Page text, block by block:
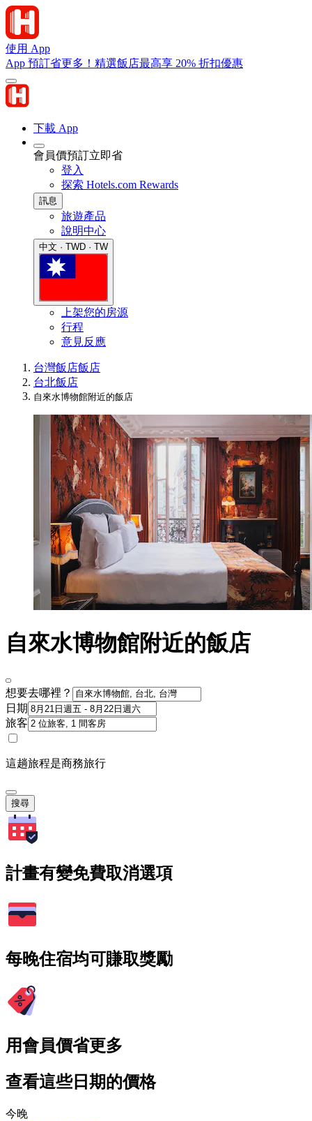
使用 App
App 預訂省更多！精選飯店最高享 20% 折扣優惠
下載 App
會員價預訂立即省
登入
探索 Hotels.com Rewards
訊息
旅遊產品
說明中心
中文 · TWD · TW
上架您的房源
行程
意見反應
台灣飯店飯店
台北飯店
自來水博物館附近的飯店
自來水博物館附近的飯店
想要去哪裡？
日期
旅客
這趟旅程是商務旅行
搜尋
計畫有變免費取消選項
每晚住宿均可賺取獎勵
用會員價省更多
查看這些日期的價格
今晚